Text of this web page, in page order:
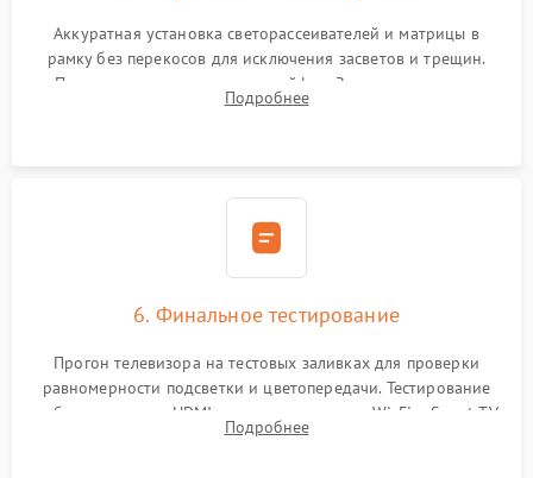
Аккуратная установка светорассеивателей и матрицы в
рамку без перекосов для исключения засветов и трещин.
Подключение внутренних шлейфов. Закрытие корпуса.
Сброс настроек и обновление программного обеспечения.
Подробнее
6. Финальное тестирование
Прогон телевизора на тестовых заливках для проверки
равномерности подсветки и цветопередачи. Тестирование
работы разъемов HDMI, динамиков, модуля Wi-Fi и Smart TV
в рабочем режиме в течение нескольких часов.
Подробнее